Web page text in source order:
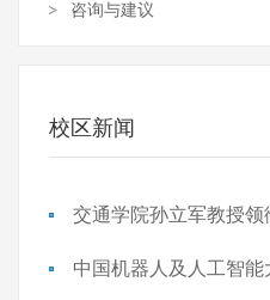
咨询与建议
校区新闻